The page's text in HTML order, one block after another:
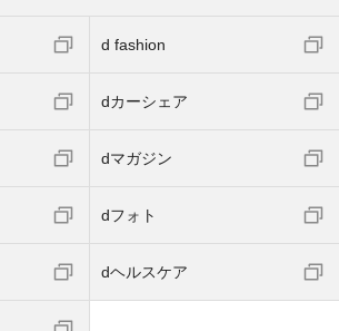
d fashion
dカーシェア
dマガジン
dフォト
dヘルスケア